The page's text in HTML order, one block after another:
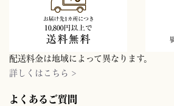
配送料金は地域によって異なります。
詳しくはこちら >
よくあるご質問